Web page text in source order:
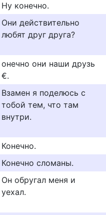
Ну конечно.
Они действительно
любят друг друга?
онечно они наши друзь
€.
Взамен я поделюсь с
тобой тем, что там
внутри.
Конечно.
Конечно сломаны.
Он обругал меня и
уехал.